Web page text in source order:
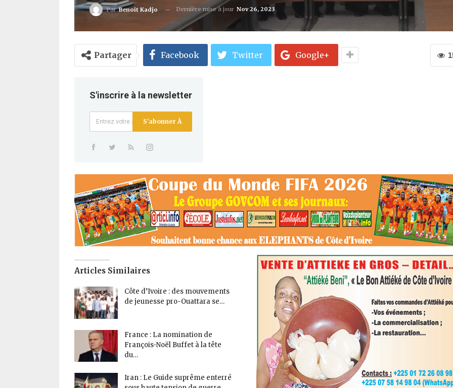
ParBenoit Kadjo Dernière mise à jour Nov 26, 2023
Partager Facebook Twitter Google+
S'inscrire à la newsletter
S'abonner À
Articles Similaires
Côte d’Ivoire : des mouvements
de jeunesse pro-Ouattara se…
France : La nomination de
François-Noël Buffet à la tête
du…
Iran : Le Guide suprême enterré